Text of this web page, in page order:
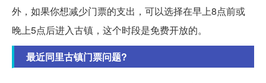
外，如果你想减少门票的支出，可以选择在早上8点前或
晚上5点后进入古镇，这个时段是免费开放的。
最近同里古镇门票问题?